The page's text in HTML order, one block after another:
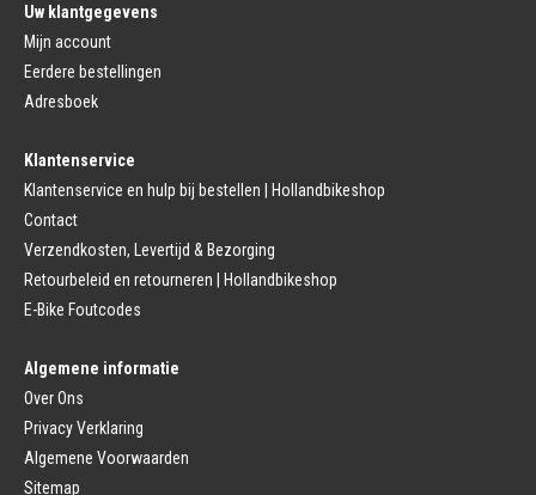
Fietsbanden Reparatie
Jasbeschermers
Bagagedrager
Fietszadel
Fietszadel
Zadelpen
Zadelpen Bevestiging
Zadeldekje
Voorvork
Voorvork Vast
Voorvork Verend
Spatborden
Spatbord
Spatbordstang
Fiets Spatbord Onderdelen
Kettingkast
Remmen (Stads)
Remkabel
Uw klantgegevens
Mijn account
Eerdere bestellingen
Adresboek
Klantenservice
Klantenservice en hulp bij bestellen | Hollandbikeshop
Contact
Verzendkosten, Levertijd & Bezorging
Retourbeleid en retourneren | Hollandbikeshop
E-Bike Foutcodes
Algemene informatie
Over Ons
Privacy Verklaring
Algemene Voorwaarden
Sitemap